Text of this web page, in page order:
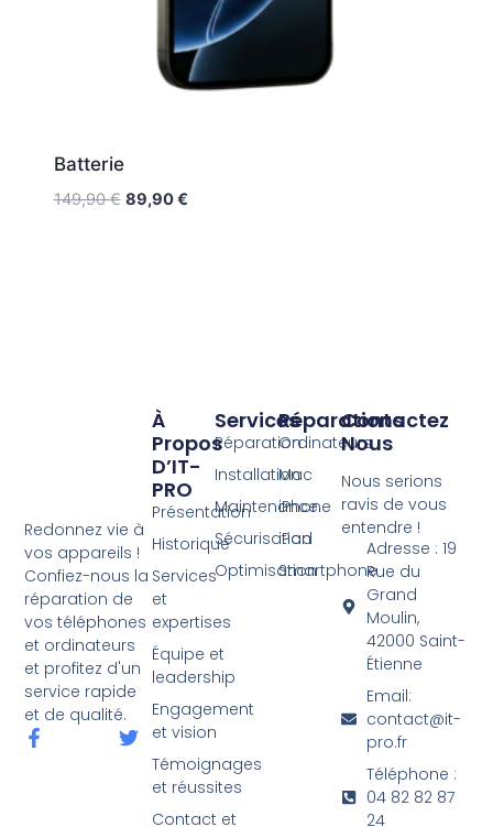
Batterie
149,90€ 89,90€
Redonnez vie à
vos appareils !
Confiez-nous la
réparation de
vos téléphones
et ordinateurs
et profitez d'un
service rapide
et de qualité.
Réparations
Ordinateurs
Mac
iPhone
iPad
Smartphone
Services
Réparation
Installation
Maintenance
Sécurisation
Optimisation
À
Propos
D’IT-
PRO
Présentation
Historique
Services
et
expertises
Équipe et
leadership
Engagement
et vision
Témoignages
et réussites
Contact et
Contactez
Nous
Nous serions
ravis de vous
entendre !
Adresse : 19
Rue du
Grand
Moulin,
42000 Saint-
Étienne
Email:
contact@it-
pro.fr
Téléphone :
04 82 82 87
24